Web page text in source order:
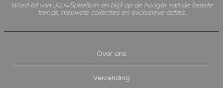
Word lid van JouwSpeeltuin en blijf op de hoogte van de laatste
trends, nieuwste collecties en exclusieve acties.
Over ons
Verzending